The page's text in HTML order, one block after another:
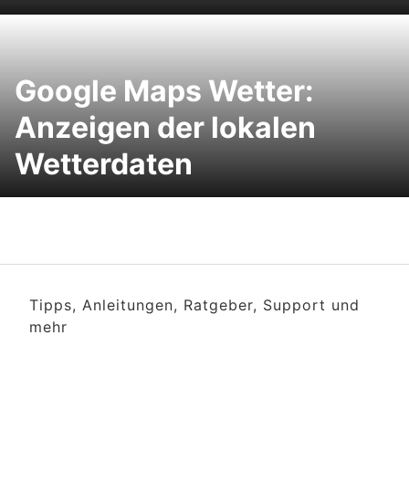
Google Maps Wetter:
Anzeigen der lokalen
Wetterdaten
Tipps, Anleitungen, Ratgeber, Support und
mehr